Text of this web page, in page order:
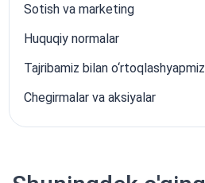
Sotish va marketing
Huquqiy normalar
Tajribamiz bilan o‘rtoqlashyapmiz
Chegirmalar va aksiyalar